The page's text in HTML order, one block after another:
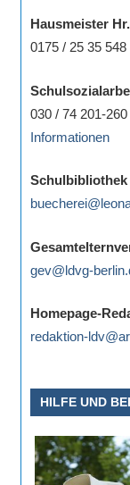
Hausmeister
0175 / 25 35 548
030 / 74 201-260
Informationen
Schulbibliothek
gev@ldvg-
Homepage-
redaktion-
HILFE UND